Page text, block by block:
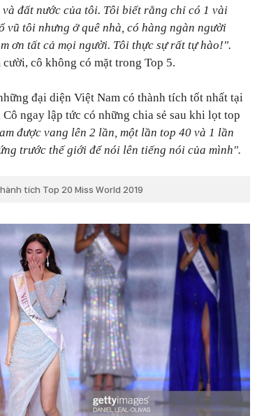
đất nước của tôi. Tôi biết rằng chỉ có 1 vài
vũ tôi nhưng ở quê nhà, có hàng ngàn người
ơn tất cả mọi người. Tôi thực sự rất tự hào!".
cô không có mặt trong Top 5.
đại diện Việt Nam có thành tích tốt nhất tại
ngay lập tức có những chia sẻ sau khi lọt top
được vang lên 2 lần, một lần top 40 và 1 lần
trước thế giới để nói lên tiếng nói của mình".
tích Top 20 Miss World 2019